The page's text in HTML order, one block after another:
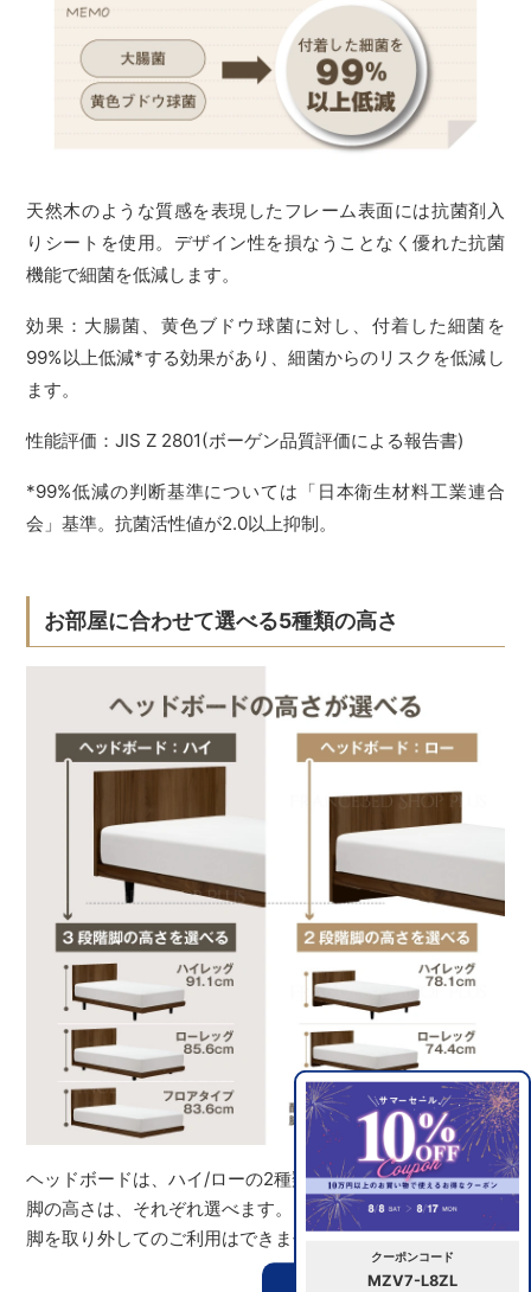
クーポンコード
MZV7-L8ZL
天然木のような質感を表現したフレーム表面には抗菌剤入
りシートを使用。デザイン性を損なうことなく優れた抗菌
機能で細菌を低減します。
効果：大腸菌、黄色ブドウ球菌に対し、付着した細菌を
99%以上低減*する効果があり、細菌からのリスクを低減し
ます。
性能評価：JIS Z 2801(ボーゲン品質評価による報告書)
*99%低減の判断基準については「日本衛生材料工業連合
会」基準。抗菌活性値が2.0以上抑制。
お部屋に合わせて選べる5種類の高さ
ヘッドボードは、ハイ/ローの2種類から選べます。さらに
脚の高さは、それぞれ選べます。（※ヘッドボード：ローは
脚を取り外してのご利用はできません）